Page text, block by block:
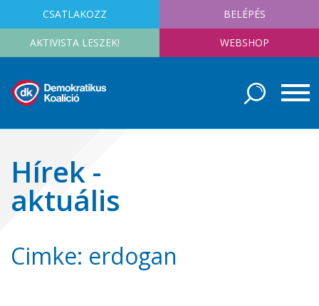
CSATLAKOZZ BELÉPÉS
AKTIVISTA LESZEK! WEBSHOP
Hírek -
aktuális
Cimke: erdogan